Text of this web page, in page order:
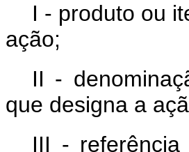
I - produto ou
ação;
II -
que designa a
III -